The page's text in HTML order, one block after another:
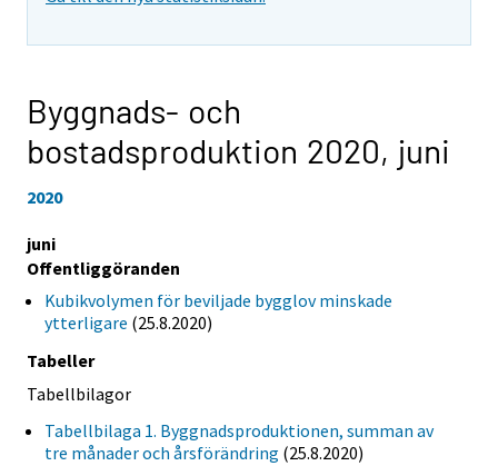
Byggnads- och
bostadsproduktion 2020, juni
2020
juni
Offentliggöranden
Kubikvolymen för beviljade bygglov minskade
ytterligare (25.8.2020)
Tabeller
Tabellbilagor
Tabellbilaga 1. Byggnadsproduktionen, summan av
tre månader och årsförändring (25.8.2020)